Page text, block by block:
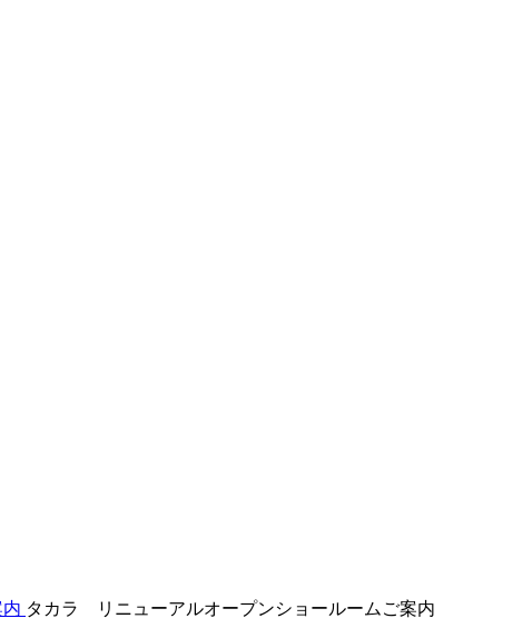
タカラ リニューアルオープンショールームご案内